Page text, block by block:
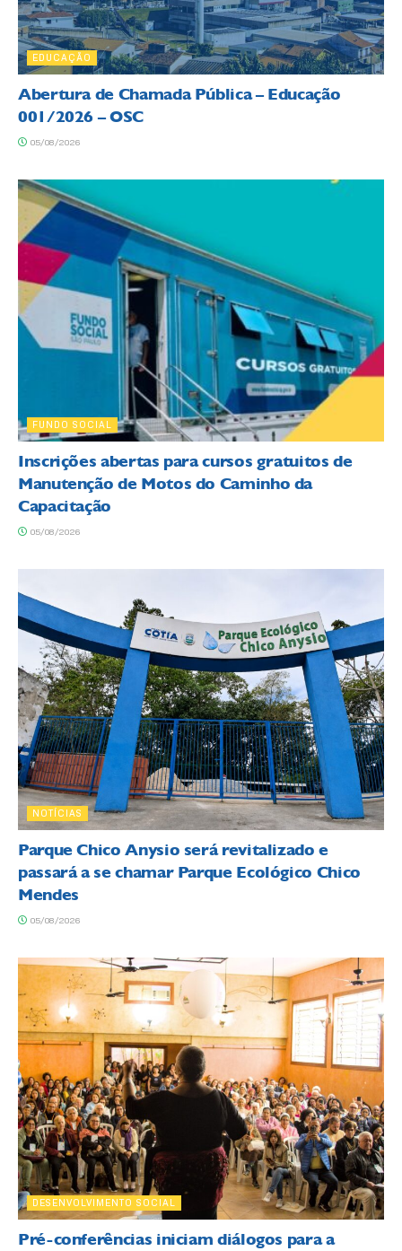
EDUCAÇÃO
Abertura de Chamada Pública – Educação
001/2026 – OSC
05/08/2026
FUNDO SOCIAL
Inscrições abertas para cursos gratuitos de
Manutenção de Motos do Caminho da
Capacitação
05/08/2026
NOTÍCIAS
Parque Chico Anysio será revitalizado e
passará a se chamar Parque Ecológico Chico
Mendes
05/08/2026
DESENVOLVIMENTO SOCIAL
Pré-conferências iniciam diálogos para a